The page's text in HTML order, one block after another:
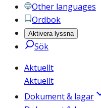
Other languages
Ordbok
Aktivera lyssna
Sök
Aktuellt
Aktuellt
Dokument & lagar